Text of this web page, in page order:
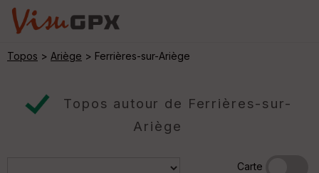
Topos > Ariège > Ferrières-sur-Ariège
Topos autour de Ferrières-sur-
Ariège
Carte